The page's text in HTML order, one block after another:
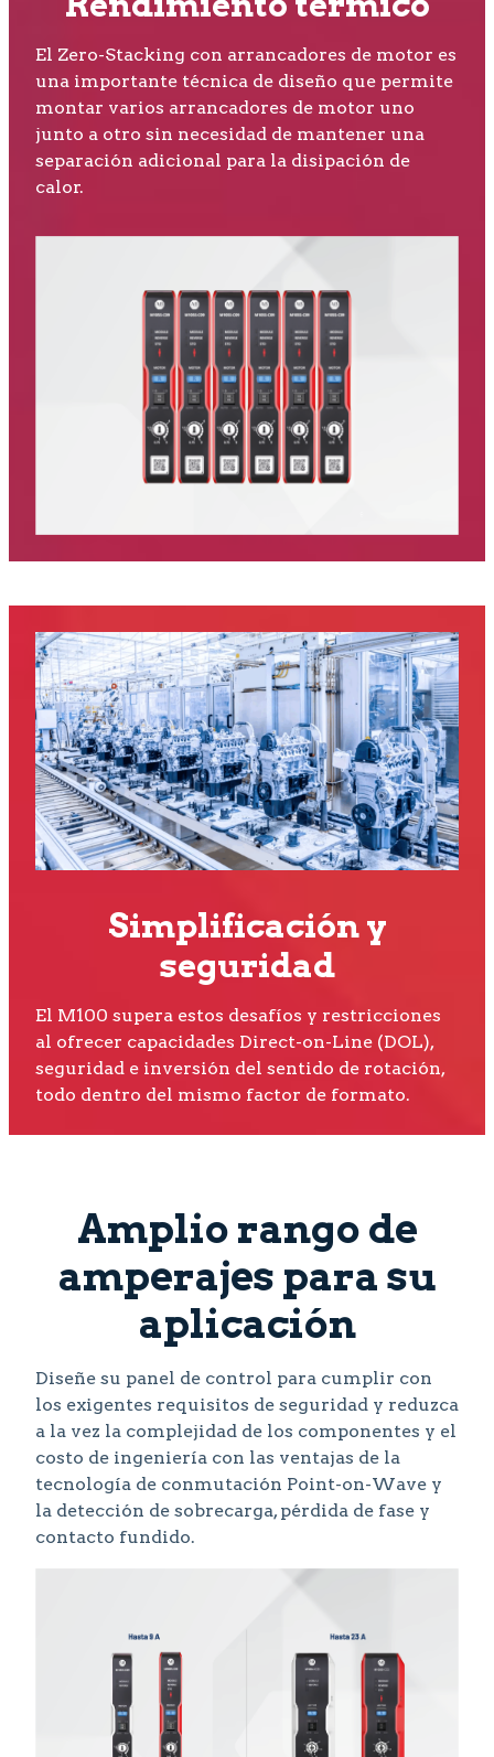
El Zero-Stacking con arrancadores de motor es
una importante técnica de diseño que permite
montar varios arrancadores de motor uno
junto a otro sin necesidad de mantener una
separación adicional para la disipación de
calor.
Simplificación y
seguridad
El M100 supera estos desafíos y restricciones
al ofrecer capacidades Direct-on-Line (DOL),
seguridad e inversión del sentido de rotación,
todo dentro del mismo factor de formato.
Amplio rango de
amperajes para su
aplicación
Diseñe su panel de control para cumplir con
los exigentes requisitos de seguridad y reduzca
a la vez la complejidad de los componentes y el
costo de ingeniería con las ventajas de la
tecnología de conmutación Point-on-Wave y
la detección de sobrecarga, pérdida de fase y
contacto fundido.